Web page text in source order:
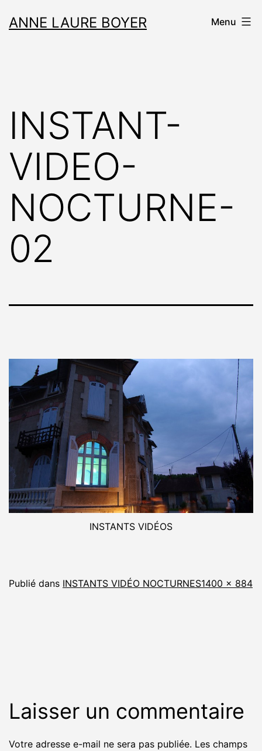
auANNE LAURE BOYER Menu
INSTANT-
VIDEO-
NOCTURNE-
02
INSTANTS VIDÉOS
Publié dans INSTANTS VIDÉO NOCTURNESTaille
1400 × 884
Laisser un commentaire
Votre adresse e-mail ne sera pas publiée. Les champs